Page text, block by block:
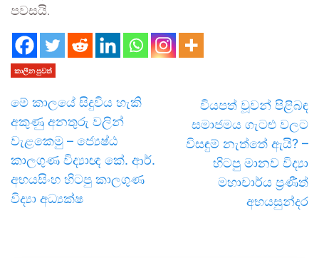
පවසයි.
කාලීන පුවත්
මේ කාලයේ සිදුවිය හැකි
අකුණු අනතුරු වලින්
වැළකෙමු – ජ්‍යෙෂ්ඨ
කාලගුණ විද්‍යාඥ කේ. ආර්.
අභයසිංහ හිටපු කාලගුණ
විද්‍යා අධ්‍යක්ෂ
වියපත් වූවන් පිළිබඳ
සමාජමය ගැටළු වලට
විසඳුම් නැත්තේ ඇයි? –
හිටපු මානව විද්‍යා
මහාචාර්ය ප්‍රණීත්
අභයසුන්දර